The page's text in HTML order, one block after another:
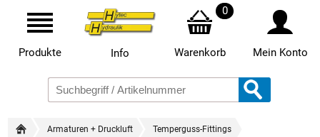
Produkte Info
0
Warenkorb Mein Konto
Armaturen + Druckluft Temperguss-Fittings